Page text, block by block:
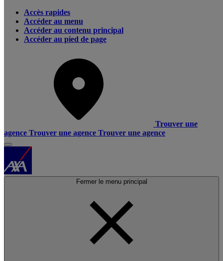
Accès rapides
Accéder au menu
Accéder au contenu principal
Accéder au pied de page
Trouver une
agence Trouver une agence Trouver une agence
Fermer le menu principal